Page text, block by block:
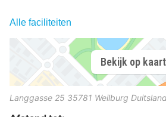
Alle faciliteiten
Bekijk op kaart
Langgasse 25 35781 Weilburg